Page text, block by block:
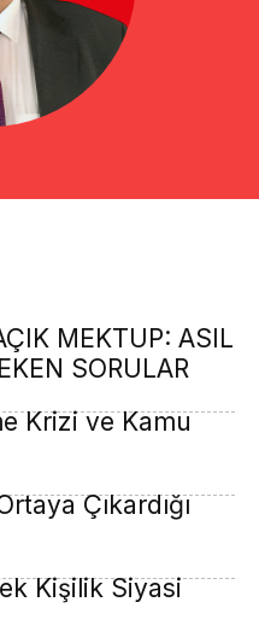
MEKTUP: ASIL
SORULAR
Krizi ve Kamu
Çıkardığı
Kişilik Siyasi